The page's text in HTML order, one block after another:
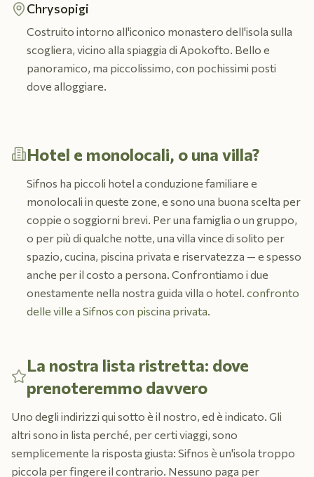
Chrysopigi
Costruito intorno all'iconico monastero dell'isola sulla
scogliera, vicino alla spiaggia di Apokofto. Bello e
panoramico, ma piccolissimo, con pochissimi posti
dove alloggiare.
Hotel e monolocali, o una villa?
Sifnos ha piccoli hotel a conduzione familiare e
monolocali in queste zone, e sono una buona scelta per
coppie o soggiorni brevi. Per una famiglia o un gruppo,
o per più di qualche notte, una villa vince di solito per
spazio, cucina, piscina privata e riservatezza — e spesso
anche per il costo a persona. Confrontiamo i due
onestamente nella nostra guida villa o hotel. confronto
delle ville a Sifnos con piscina privata.
La nostra lista ristretta: dove
prenoteremmo davvero
Uno degli indirizzi qui sotto è il nostro, ed è indicato. Gli
altri sono in lista perché, per certi viaggi, sono
semplicemente la risposta giusta: Sifnos è un'isola troppo
piccola per fingere il contrario. Nessuno paga per